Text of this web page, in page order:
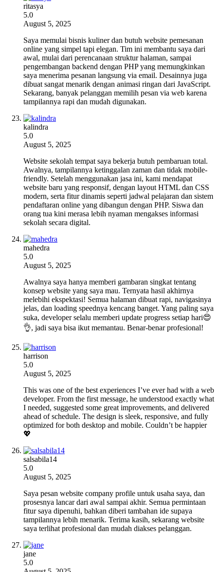
ritasya
5.0
August 5, 2025
Saya memulai bisnis kuliner dan butuh website pemesanan
online yang simpel tapi elegan. Tim ini membantu saya dari
awal, mulai dari perencanaan struktur halaman, sampai
pengembangan backend dengan PHP yang memungkinkan
saya menerima pesanan langsung via email. Desainnya juga
dibuat sangat menarik dengan animasi ringan dari JavaScript.
Sekarang, banyak pelanggan memilih pesan via web karena
tampilannya rapi dan mudah digunakan.
kalindra
5.0
August 5, 2025
Website sekolah tempat saya bekerja butuh pembaruan total.
Awalnya, tampilannya ketinggalan zaman dan tidak mobile-
friendly. Setelah menggunakan jasa ini, kami mendapat
website baru yang responsif, dengan layout HTML dan CSS
modern, serta fitur dinamis seperti jadwal pelajaran dan sistem
pendaftaran online yang dibangun dengan PHP. Siswa dan
orang tua kini merasa lebih nyaman mengakses informasi
sekolah secara digital.
mahedra
5.0
August 5, 2025
Awalnya saya hanya memberi gambaran singkat tentang
konsep website yang saya mau. Ternyata hasil akhirnya
melebihi ekspektasi! Semua halaman dibuat rapi, navigasinya
jelas, dan loading speednya kencang banget. Yang paling saya
suka, developer selalu memberi update progress setiap hari😍
👌, jadi saya bisa ikut memantau. Benar-benar profesional!
harrison
5.0
August 5, 2025
This was one of the best experiences I’ve ever had with a web
developer. From the first message, he understood exactly what
I needed, suggested some great improvements, and delivered
ahead of schedule. The design is sleek, responsive, and fully
optimized for both desktop and mobile. Couldn’t be happier
💖
salsabila14
5.0
August 5, 2025
Saya pesan website company profile untuk usaha saya, dan
prosesnya lancar dari awal sampai akhir. Semua permintaan
fitur saya dipenuhi, bahkan diberi tambahan ide supaya
tampilannya lebih menarik. Terima kasih, sekarang website
saya terlihat profesional dan mudah diakses pelanggan.
jane
5.0